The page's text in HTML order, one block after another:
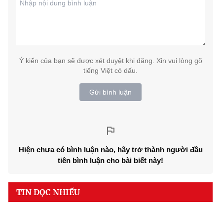
Ý kiến của bạn sẽ được xét duyệt khi đăng. Xin vui lòng gõ
tiếng Việt có dấu.
Gửi bình luận
Hiện chưa có bình luận nào, hãy trở thành người đầu
tiên bình luận cho bài biết này!
TIN ĐỌC NHIỀU